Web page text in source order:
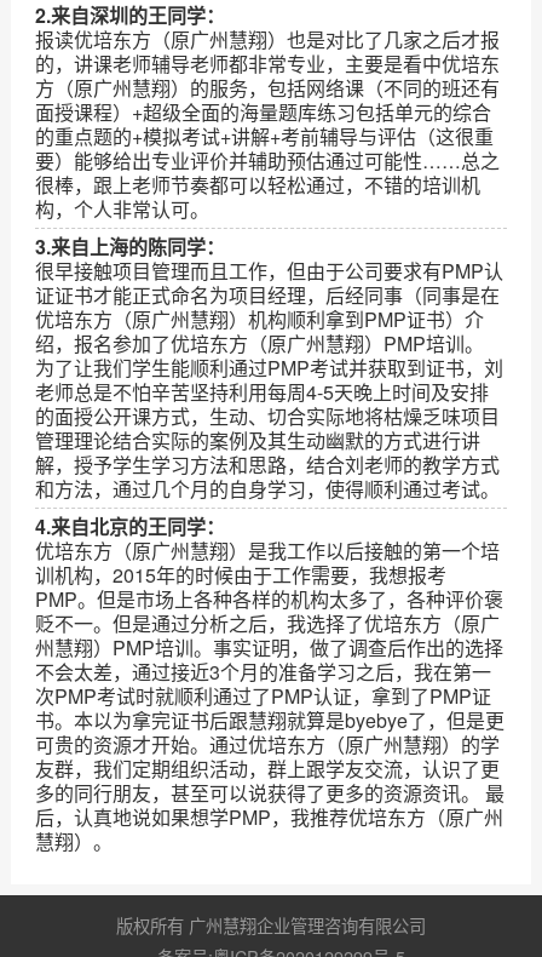
2.来自深圳的王同学：
报读优培东方（原广州慧翔）也是对比了几家之后才报
的，讲课老师辅导老师都非常专业，主要是看中优培东
方（原广州慧翔）的服务，包括网络课（不同的班还有
面授课程）+超级全面的海量题库练习包括单元的综合
的重点题的+模拟考试+讲解+考前辅导与评估（这很重
要）能够给出专业评价并辅助预估通过可能性……总之
很棒，跟上老师节奏都可以轻松通过，不错的培训机
构，个人非常认可。
3.来自上海的陈同学：
很早接触项目管理而且工作，但由于公司要求有PMP认
证证书才能正式命名为项目经理，后经同事（同事是在
优培东方（原广州慧翔）机构顺利拿到PMP证书）介
绍，报名参加了优培东方（原广州慧翔）PMP培训。
为了让我们学生能顺利通过PMP考试并获取到证书，刘
老师总是不怕辛苦坚持利用每周4-5天晚上时间及安排
的面授公开课方式，生动、切合实际地将枯燥乏味项目
管理理论结合实际的案例及其生动幽默的方式进行讲
解，授予学生学习方法和思路，结合刘老师的教学方式
和方法，通过几个月的自身学习，使得顺利通过考试。
4.来自北京的王同学：
优培东方（原广州慧翔）是我工作以后接触的第一个培
训机构，2015年的时候由于工作需要，我想报考
PMP。但是市场上各种各样的机构太多了，各种评价褒
贬不一。但是通过分析之后，我选择了优培东方（原广
州慧翔）PMP培训。事实证明，做了调查后作出的选择
不会太差，通过接近3个月的准备学习之后，我在第一
次PMP考试时就顺利通过了PMP认证，拿到了PMP证
书。本以为拿完证书后跟慧翔就算是byebye了，但是更
可贵的资源才开始。通过优培东方（原广州慧翔）的学
友群，我们定期组织活动，群上跟学友交流，认识了更
多的同行朋友，甚至可以说获得了更多的资源资讯。 最
后，认真地说如果想学PMP，我推荐优培东方（原广州
慧翔）。
版权所有 广州慧翔企业管理咨询有限公司